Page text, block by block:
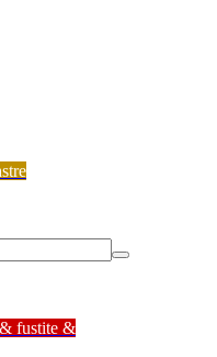
fustite &